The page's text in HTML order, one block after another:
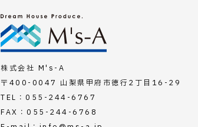
株式会社 M's-A
〒400-0047 山梨県甲府市徳行2丁目16-29
TEL：055-244-6767
FAX：055-244-6768